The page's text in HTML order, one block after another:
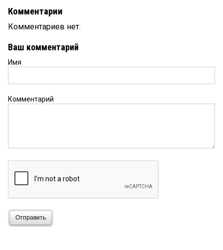
Комментарии
Комментариев нет.
Ваш комментарий
Имя
Комментарий
Отправить